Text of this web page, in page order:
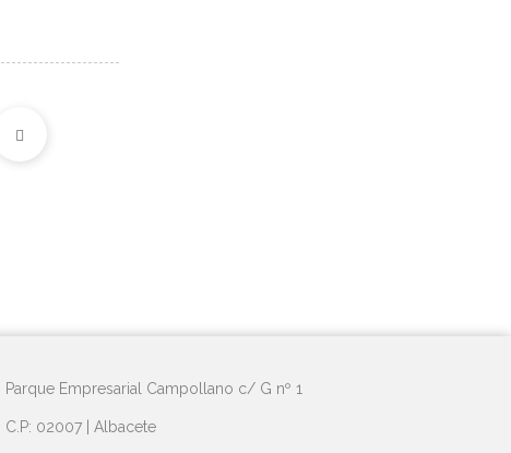
Parque Empresarial Campollano c/ G nº 1
C.P: 02007 | Albacete